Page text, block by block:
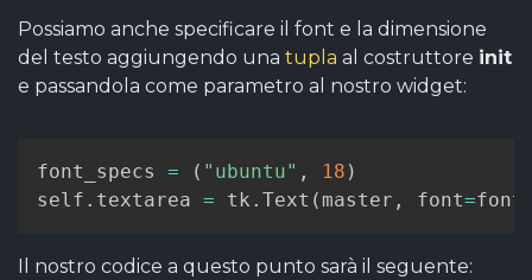
Possiamo anche specificare il font e la dimensione
del testo aggiungendo una tupla al costruttore init
e passandola come parametro al nostro widget:
font_specs = ( "ubuntu" , 18 )
self . textarea = tk . Text ( master , font=
Il nostro codice a questo punto sarà il seguente: